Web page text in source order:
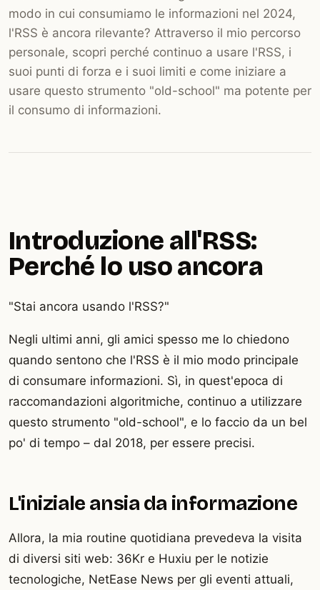
modo in cui consumiamo le informazioni nel 2024,
l'RSS è ancora rilevante? Attraverso il mio percorso
personale, scopri perché continuo a usare l'RSS, i
suoi punti di forza e i suoi limiti e come iniziare a
usare questo strumento "old-school" ma potente per
il consumo di informazioni.
Introduzione all'RSS:
Perché lo uso ancora
"Stai ancora usando l'RSS?"
Negli ultimi anni, gli amici spesso me lo chiedono
quando sentono che l'RSS è il mio modo principale
di consumare informazioni. Sì, in quest'epoca di
raccomandazioni algoritmiche, continuo a utilizzare
questo strumento "old-school", e lo faccio da un bel
po' di tempo – dal 2018, per essere precisi.
L'iniziale ansia da informazione
Allora, la mia routine quotidiana prevedeva la visita
di diversi siti web: 36Kr e Huxiu per le notizie
tecnologiche, NetEase News per gli eventi attuali,